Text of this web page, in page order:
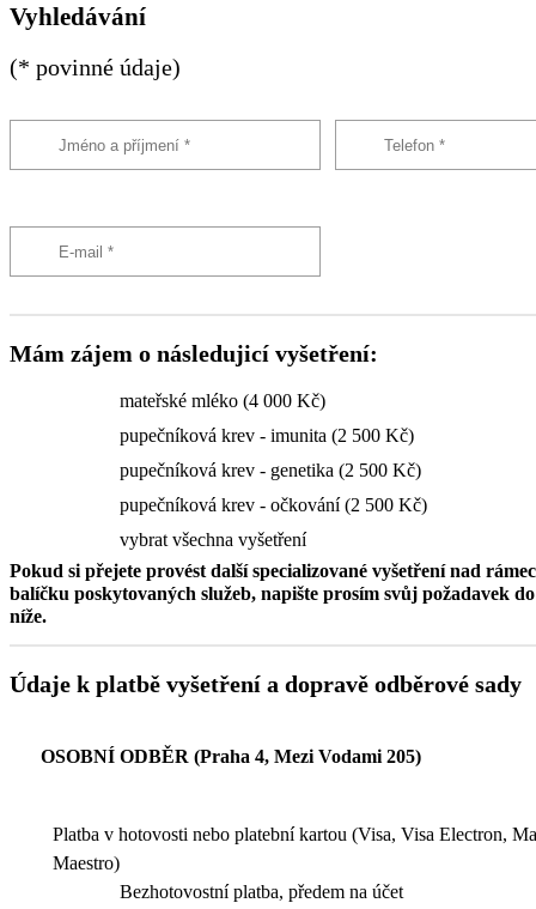
Vyhledávání
(* povinné údaje)
Mám zájem o následujicí vyšetření:
mateřské mléko (4 000 Kč)
pupečníková krev - imunita (2 500 Kč)
pupečníková krev - genetika (2 500 Kč)
pupečníková krev - očkování (2 500 Kč)
vybrat všechna vyšetření
Pokud si přejete provést další specializované vyšetření nad
balíčku poskytovaných služeb, napište prosím svůj požadavek
níže.
Údaje k platbě vyšetření a dopravě odběrové sady
OSOBNÍ ODBĚR (Praha 4, Mezi Vodami 205)
Platba v hotovosti nebo platební kartou (Visa, Visa Electron,
Maestro)
Bezhotovostní platba, předem na účet